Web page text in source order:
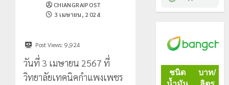
CHIANGRAIPOST
3 เมษายน, 2024
Post Views: 9,924
วันที่ 3 เมษายน 2567 ที่
วิทยาลัยเทคนิคกำแพงเพชร